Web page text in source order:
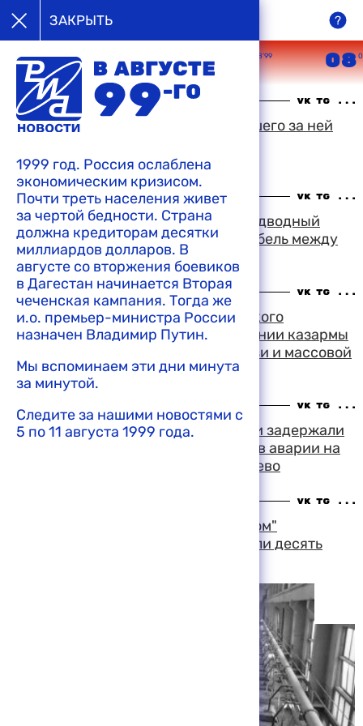
в августе
99-го
05 08’99 06 08’99 08
08:18 10-08-1999
В результате аварии и последовавшего за ней
индонезийского танкера
09:16 07-08-1999
Якорь грузового судна разорвал подводный
высоковольтный электрический кабель между
островами Ява и Мадура
15:33 06-08-1999
Около месяца в военном суде Томского
гарнизона слушали дело о разрушении казармы
военного командного училища связи и массовой
гибели людей
Сотрудники транспортной милиции задержали
троих уроженцев Чечни, виновных в аварии на
железнодорожном перегоне Пикалево
На уфимском предприятии "Химпром"
произошла утечка хлора, пострадали десять
ЗАКРЫТЬ
1999 год. Россия ослаблена
экономическим кризисом.
Почти треть населения живет
за чертой бедности. Страна
должна кредиторам десятки
миллиардов долларов. В
августе со вторжения боевиков
в Дагестан начинается Вторая
чеченская кампания. Тогда же
и.о. премьер-министра России
назначен Владимир Путин.
Мы вспоминаем эти дни минута
за минутой.
Следите за нашими новостями с
5 по 11 августа 1999 года.